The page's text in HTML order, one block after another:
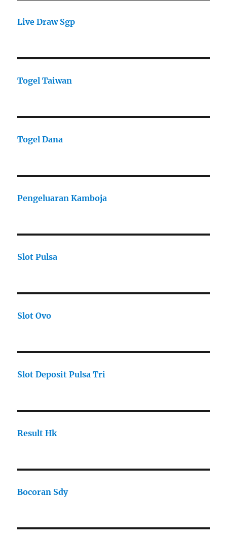
Live Draw Sgp
Togel Taiwan
Togel Dana
Pengeluaran Kamboja
Slot Pulsa
Slot Ovo
Slot Deposit Pulsa Tri
Result Hk
Bocoran Sdy